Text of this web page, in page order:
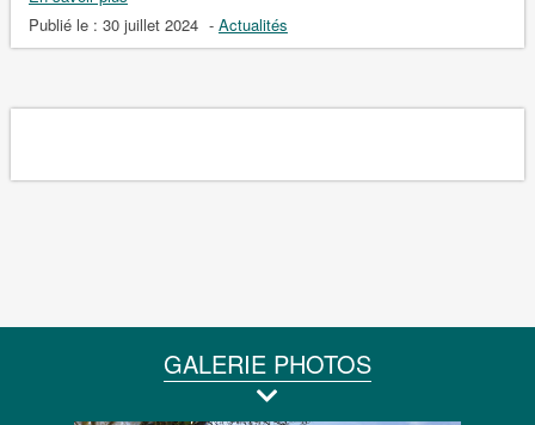
Publié le : 30 juillet 2024 - Actualités
GALERIE PHOTOS